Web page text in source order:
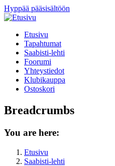
Hyppää pääsisältöön
Etusivu
Tapahtumat
Saabisti-lehti
Foorumi
Yhteystiedot
Klubikauppa
Ostoskori
Breadcrumbs
You are here:
Etusivu
Saabisti-lehti